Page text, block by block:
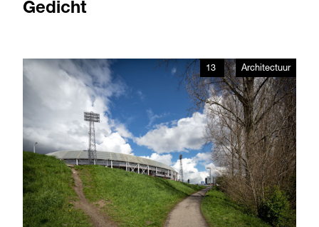
Gedicht
13 Architectuur